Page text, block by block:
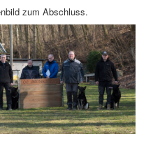
zum Abschluss.